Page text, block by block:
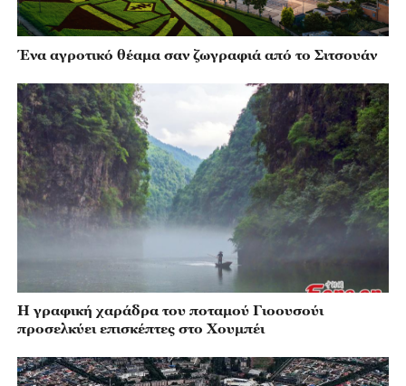
Ένα αγροτικό θέαμα σαν ζωγραφιά από το Σιτσουάν
Η γραφική χαράδρα του ποταμού Γιοουσούι
προσελκύει επισκέπτες στο Χουμπέι